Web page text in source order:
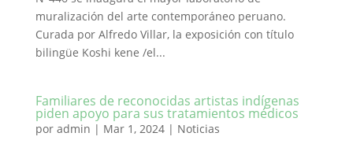
muralización del arte contemporáneo peruano.
Curada por Alfredo Villar, la exposición con título
bilingüe Koshi kene /el...
Familiares de reconocidas artistas indígenas
piden apoyo para sus tratamientos médicos
por admin | Mar 1, 2024| Noticias